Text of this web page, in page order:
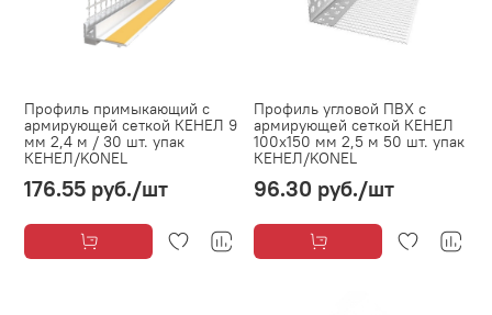
Профиль примыкающий с
армирующей сеткой КЕНЕЛ 9
мм 2,4 м / 30 шт. упак
КЕНЕЛ/KONEL
176.55 руб./шт
Профиль угловой ПВХ с
армирующей сеткой КЕНЕЛ
100х150 мм 2,5 м 50 шт. упак
КЕНЕЛ/KONEL
96.30 руб./шт